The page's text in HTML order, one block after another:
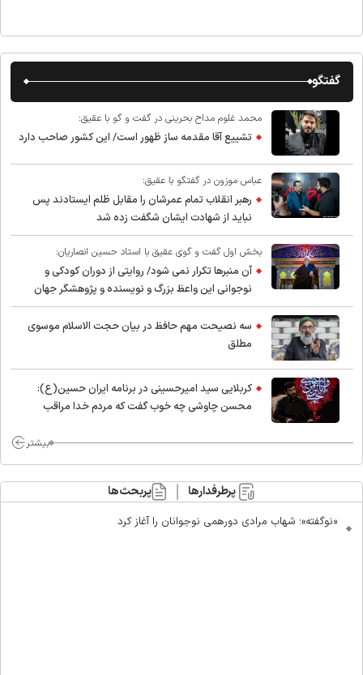
گفتگو
محمد غلوم مداح بحرینی در گفت و گو با عقیق:
تشییع آقا مقدمه ساز ظهور است/ این کشور صاحب دارد
عباس موزون در گفتگو با عقیق:
رهبر انقلاب تمام عمرشان را مقابل ظلم ایستادند پس
نباید از شهادت ایشان شگفت زده شد
بخش اول گفت و گوی عقیق با استاد حسین انصاریان:
آن منبرها تکرار نمی شود/ روایتی از دوران کودکی و
نوجوانی این واعظ بزرگ و نویسنده و پژوهشگر جهان
اسلام
سه نصیحت مهم حافظ در بیان حجت الاسلام موسوی
مطلق
کربلایی سید امیر‌حسینی در برنامه ایران حسین(ع):
محسن چاوشی چه خوب گفت که مردم خدا مراقب
بیشتر
پرطرفدارها پربحث‌ها
«نوگفته»؛ شهاب مرادی دورهمی نوجوانان را آغاز کرد